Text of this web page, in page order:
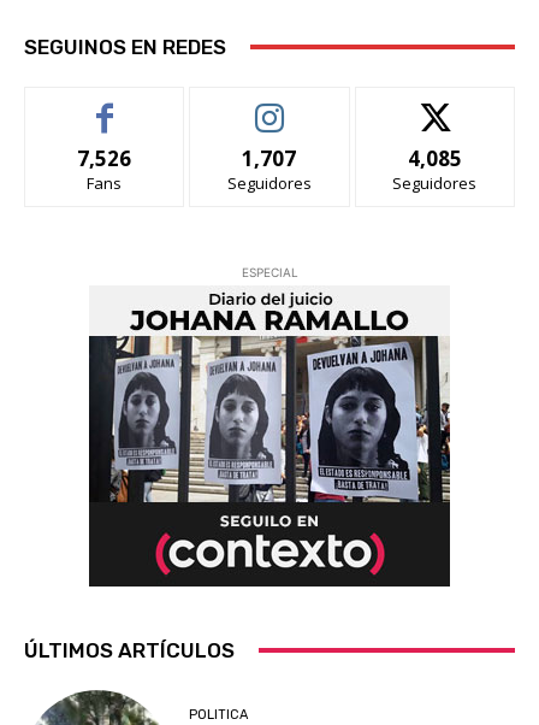
SEGUINOS EN REDES
7,526
Fans
1,707
Seguidores
4,085
Seguidores
ESPECIAL
ÚLTIMOS ARTÍCULOS
POLITICA